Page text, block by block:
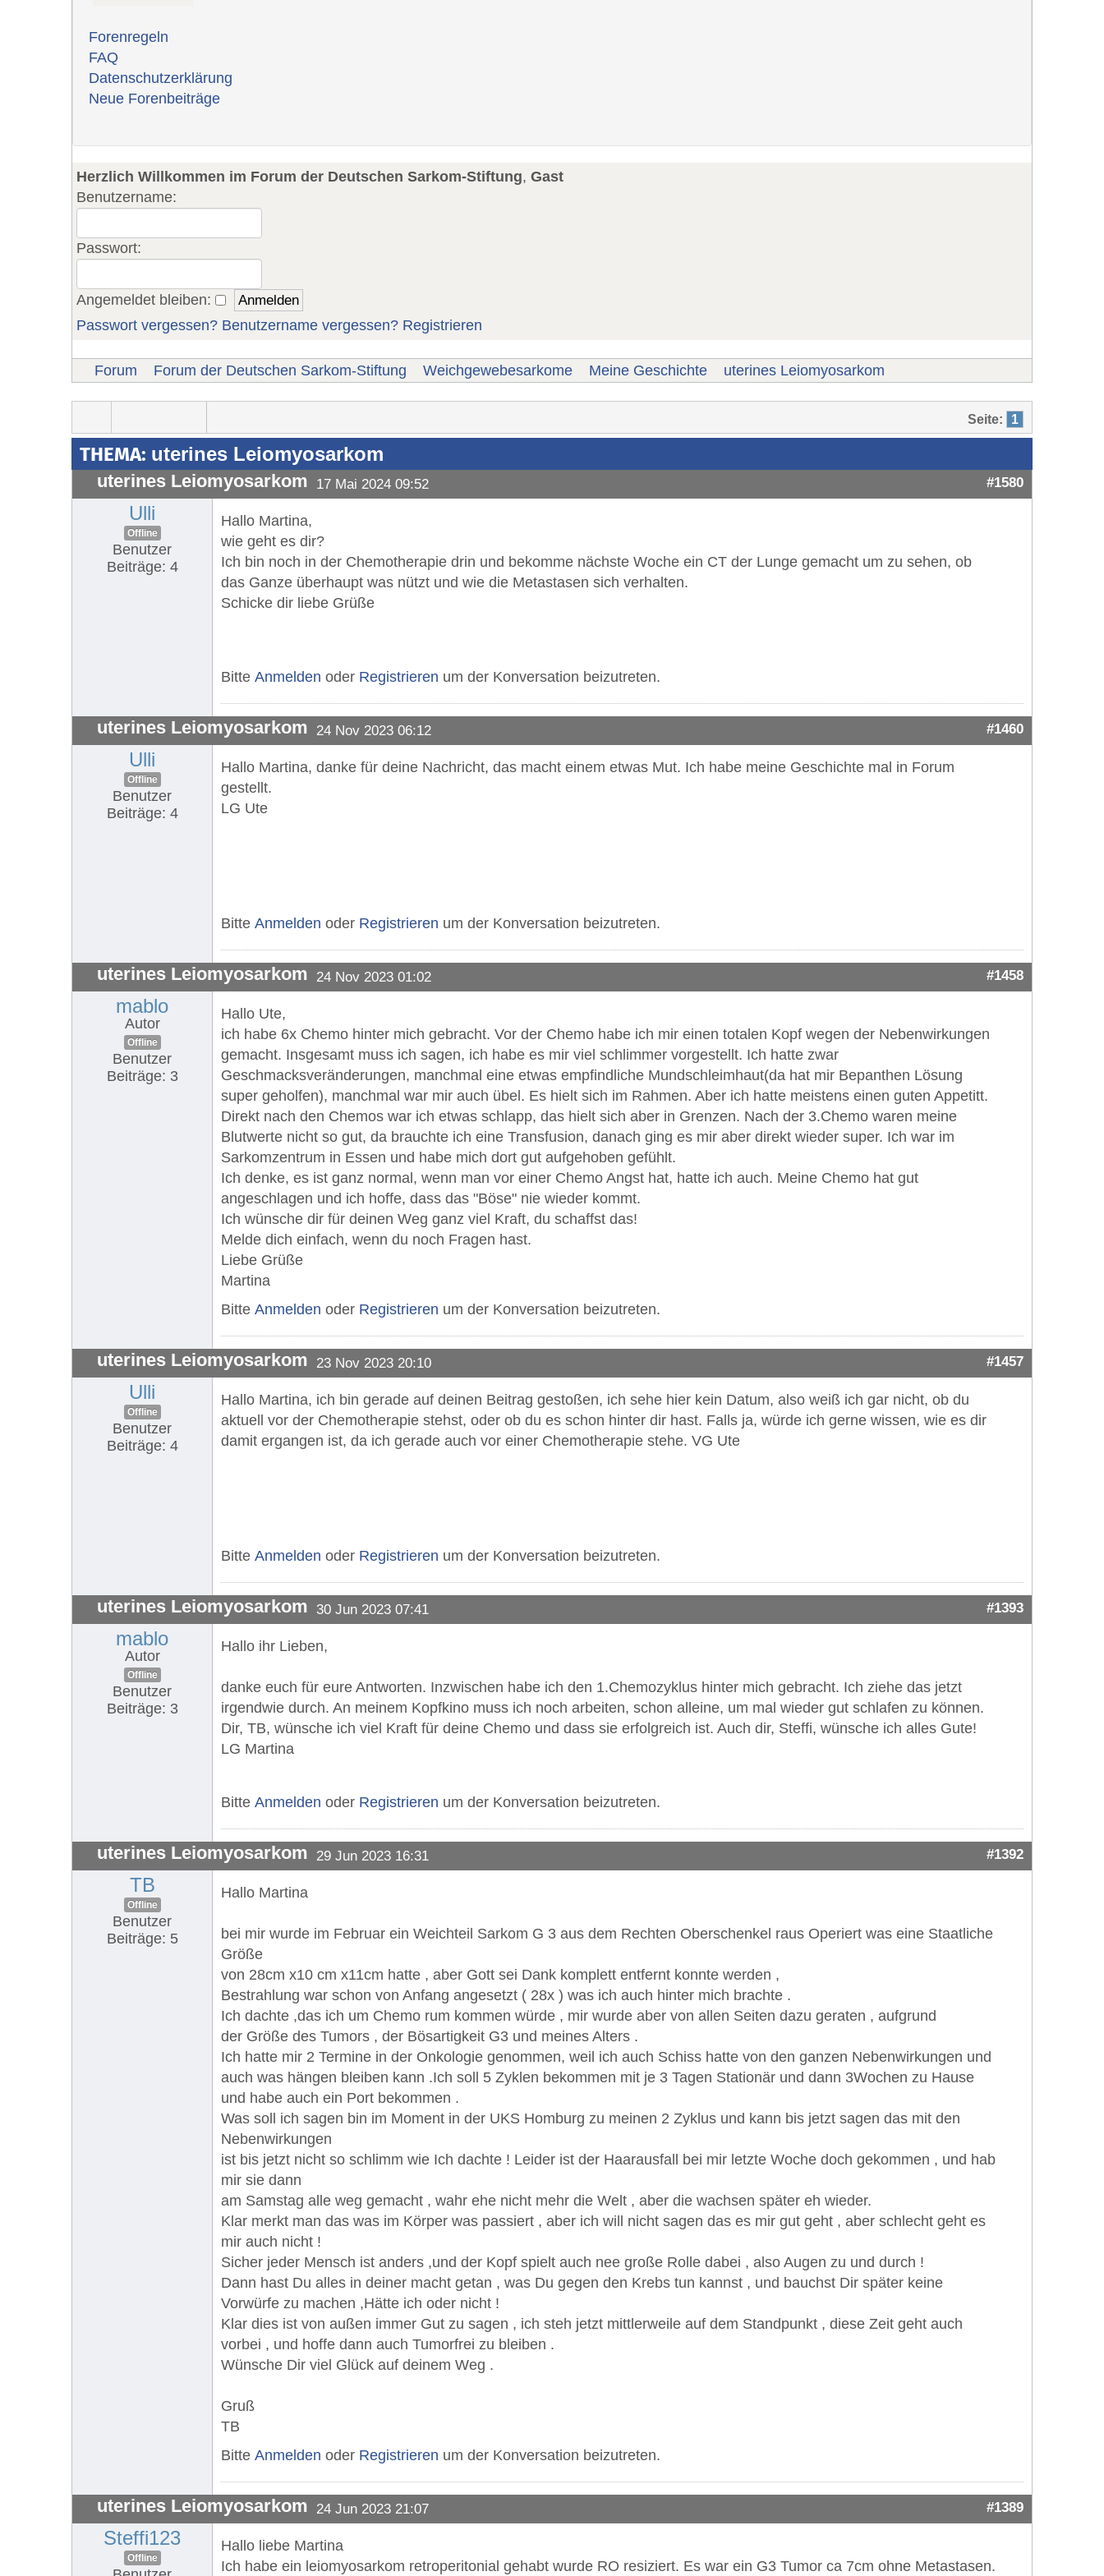
Forenregeln
FAQ
Datenschutzerklärung
Neue Forenbeiträge
Herzlich Willkommen im Forum der Deutschen Sarkom-Stiftung, Gast
Benutzername:
Passwort:
Angemeldet bleiben:
Passwort vergessen? Benutzername vergessen? Registrieren
Forum Forum der Deutschen Sarkom-Stiftung Weichgewebesarkome Meine Geschichte uterines Leiomyosarkom
Seite: 1
THEMA: uterines Leiomyosarkom
uterines Leiomyosarkom 17 Mai 2024 09:52 #1580
Ulli
Offline
Benutzer
Beiträge: 4
Hallo Martina,
wie geht es dir?
Ich bin noch in der Chemotherapie drin und bekomme nächste Woche ein CT der Lunge gemacht um zu sehen, ob
das Ganze überhaupt was nützt und wie die Metastasen sich verhalten.
Schicke dir liebe Grüße
Bitte Anmelden oder Registrieren um der Konversation beizutreten.
uterines Leiomyosarkom 24 Nov 2023 06:12 #1460
Ulli
Offline
Benutzer
Beiträge: 4
Hallo Martina, danke für deine Nachricht, das macht einem etwas Mut. Ich habe meine Geschichte mal in Forum
gestellt.
LG Ute
Bitte Anmelden oder Registrieren um der Konversation beizutreten.
uterines Leiomyosarkom 24 Nov 2023 01:02 #1458
mablo
Autor
Offline
Benutzer
Beiträge: 3
Hallo Ute,
ich habe 6x Chemo hinter mich gebracht. Vor der Chemo habe ich mir einen totalen Kopf wegen der Nebenwirkungen
gemacht. Insgesamt muss ich sagen, ich habe es mir viel schlimmer vorgestellt. Ich hatte zwar
Geschmacksveränderungen, manchmal eine etwas empfindliche Mundschleimhaut(da hat mir Bepanthen Lösung
super geholfen), manchmal war mir auch übel. Es hielt sich im Rahmen. Aber ich hatte meistens einen guten Appetitt.
Direkt nach den Chemos war ich etwas schlapp, das hielt sich aber in Grenzen. Nach der 3.Chemo waren meine
Blutwerte nicht so gut, da brauchte ich eine Transfusion, danach ging es mir aber direkt wieder super. Ich war im
Sarkomzentrum in Essen und habe mich dort gut aufgehoben gefühlt.
Ich denke, es ist ganz normal, wenn man vor einer Chemo Angst hat, hatte ich auch. Meine Chemo hat gut
angeschlagen und ich hoffe, dass das "Böse" nie wieder kommt.
Ich wünsche dir für deinen Weg ganz viel Kraft, du schaffst das!
Melde dich einfach, wenn du noch Fragen hast.
Liebe Grüße
Martina
Bitte Anmelden oder Registrieren um der Konversation beizutreten.
uterines Leiomyosarkom 23 Nov 2023 20:10 #1457
Ulli
Offline
Benutzer
Beiträge: 4
Hallo Martina, ich bin gerade auf deinen Beitrag gestoßen, ich sehe hier kein Datum, also weiß ich gar nicht, ob du
aktuell vor der Chemotherapie stehst, oder ob du es schon hinter dir hast. Falls ja, würde ich gerne wissen, wie es dir
damit ergangen ist, da ich gerade auch vor einer Chemotherapie stehe. VG Ute
Bitte Anmelden oder Registrieren um der Konversation beizutreten.
uterines Leiomyosarkom 30 Jun 2023 07:41 #1393
mablo
Autor
Offline
Benutzer
Beiträge: 3
Hallo ihr Lieben,
danke euch für eure Antworten. Inzwischen habe ich den 1.Chemozyklus hinter mich gebracht. Ich ziehe das jetzt
irgendwie durch. An meinem Kopfkino muss ich noch arbeiten, schon alleine, um mal wieder gut schlafen zu können.
Dir, TB, wünsche ich viel Kraft für deine Chemo und dass sie erfolgreich ist. Auch dir, Steffi, wünsche ich alles Gute!
LG Martina
Bitte Anmelden oder Registrieren um der Konversation beizutreten.
uterines Leiomyosarkom 29 Jun 2023 16:31 #1392
TB
Offline
Benutzer
Beiträge: 5
Hallo Martina
bei mir wurde im Februar ein Weichteil Sarkom G 3 aus dem Rechten Oberschenkel raus Operiert was eine Staatliche
Größe
von 28cm x10 cm x11cm hatte , aber Gott sei Dank komplett entfernt konnte werden ,
Bestrahlung war schon von Anfang angesetzt ( 28x ) was ich auch hinter mich brachte .
Ich dachte ,das ich um Chemo rum kommen würde , mir wurde aber von allen Seiten dazu geraten , aufgrund
der Größe des Tumors , der Bösartigkeit G3 und meines Alters .
Ich hatte mir 2 Termine in der Onkologie genommen, weil ich auch Schiss hatte von den ganzen Nebenwirkungen und
auch was hängen bleiben kann .Ich soll 5 Zyklen bekommen mit je 3 Tagen Stationär und dann 3Wochen zu Hause
und habe auch ein Port bekommen .
Was soll ich sagen bin im Moment in der UKS Homburg zu meinen 2 Zyklus und kann bis jetzt sagen das mit den
Nebenwirkungen
ist bis jetzt nicht so schlimm wie Ich dachte ! Leider ist der Haarausfall bei mir letzte Woche doch gekommen , und hab
mir sie dann
am Samstag alle weg gemacht , wahr ehe nicht mehr die Welt , aber die wachsen später eh wieder.
Klar merkt man das was im Körper was passiert , aber ich will nicht sagen das es mir gut geht , aber schlecht geht es
mir auch nicht !
Sicher jeder Mensch ist anders ,und der Kopf spielt auch nee große Rolle dabei , also Augen zu und durch !
Dann hast Du alles in deiner macht getan , was Du gegen den Krebs tun kannst , und bauchst Dir später keine
Vorwürfe zu machen ,Hätte ich oder nicht !
Klar dies ist von außen immer Gut zu sagen , ich steh jetzt mittlerweile auf dem Standpunkt , diese Zeit geht auch
vorbei , und hoffe dann auch Tumorfrei zu bleiben .
Wünsche Dir viel Glück auf deinem Weg .
Gruß
TB
Bitte Anmelden oder Registrieren um der Konversation beizutreten.
uterines Leiomyosarkom 24 Jun 2023 21:07 #1389
Steffi123
Offline
Hallo liebe Martina
Ich habe ein leiomyosarkom retroperitonial gehabt wurde RO resiziert. Es war ein G3 Tumor ca 7cm ohne Metastasen.